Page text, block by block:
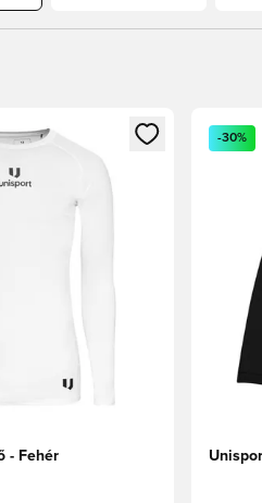
a bejelentkezéshez vagy a
- Fehér
-30%